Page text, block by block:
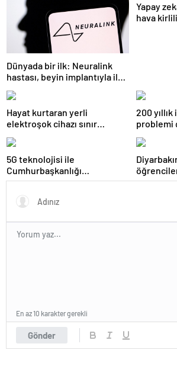
Dünyada bir ilk: Neuralink
hastası, beyin implantıyla ilk
kez YouTube videosu
hazırladı
Yapay
hava
Hayat kurtaran yerli
elektroşok cihazı sınır
kapısında da görevde
200
problemi
5G teknolojisi ile
Cumhurbaşkanlığı
Külliyesi’ndeki konser
projeler
Gönder
En az 10 karakter gerekli